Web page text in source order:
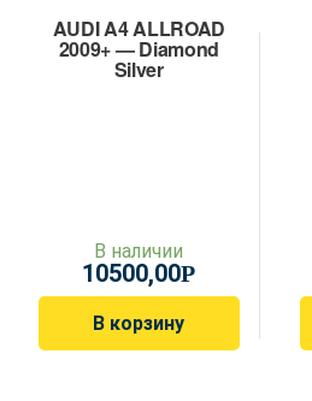
AUDI A4 ALLROAD
2009+ — Diamond
Silver
В наличии
10500,00Р
В корзину